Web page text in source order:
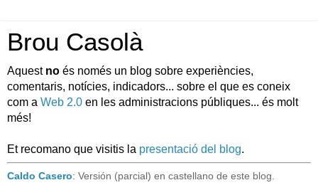
Brou Casolà
Aquest no és només un blog sobre experiències,
comentaris, notícies, indicadors... sobre el que es coneix
com a Web 2.0 en les administracions públiques... és molt
més!
Et recomano que visitis la presentació del blog.
Caldo Casero: Versión (parcial) en castellano de este blog.